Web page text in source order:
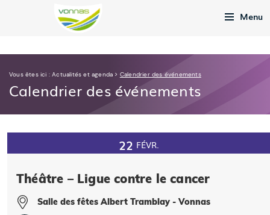
Menu
Vous êtes ici :Actualités et agenda > Calendrier des événements
Calendrier des événements
22 FÉVR.
Théâtre – Ligue contre le cancer
Salle des fêtes Albert Tramblay - Vonnas